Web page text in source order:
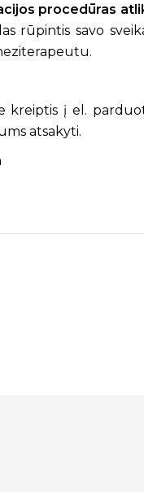
procedūras
rūpintis savo
kreiptis į el.
atsakyti.